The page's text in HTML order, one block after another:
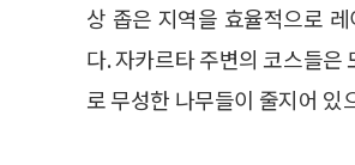
상 좁은 지역을 효율적으로
다. 자카르타 주변의 코스들
로 무성한 나무들이 줄지어 있